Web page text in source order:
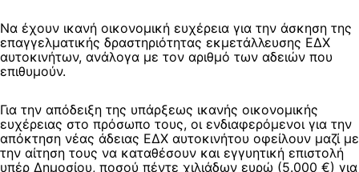
Να έχουν ικανή οικονομική ευχέρεια για την άσκηση της
επαγγελματικής δραστηριότητας εκμετάλλευσης ΕΔΧ
αυτοκινήτων, ανάλογα με τον αριθμό των αδειών που
επιθυμούν.
Για την απόδειξη της υπάρξεως ικανής οικονομικής
ευχέρειας στο πρόσωπο τους, οι ενδιαφερόμενοι για την
απόκτηση νέας άδειας ΕΔΧ αυτοκινήτου οφείλουν μαζί με
την αίτηση τους να καταθέσουν και εγγυητική επιστολή
υπέρ Δημοσίου, ποσού πέντε χιλιάδων ευρώ (5.000 €) για